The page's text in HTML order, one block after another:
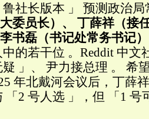
社长版本 」 预测政治
委员长）、 丁薛祥（接
书磊（书记处常务书记）
的若干位 。Reddit 中文
」、 尹力接总理 。 希
年北戴河会议后，丁薛
「2 号人选 」，但 「1 号